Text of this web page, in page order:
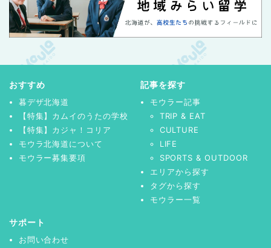
おすすめ
暮デザ北海道
【特集】カムイのうたの学校
【特集】カジャ！コリア
モウラ北海道について
モウラー募集要項
記事を探す
モウラー記事
TRIP & EAT
CULTURE
LIFE
SPORTS & OUTDOOR
エリアから探す
タグから探す
モウラー一覧
サポート
お問い合わせ